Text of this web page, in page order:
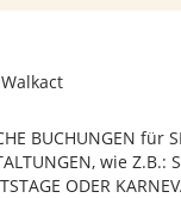
BUCHUNGEN für
wie Z.B.:
ODER